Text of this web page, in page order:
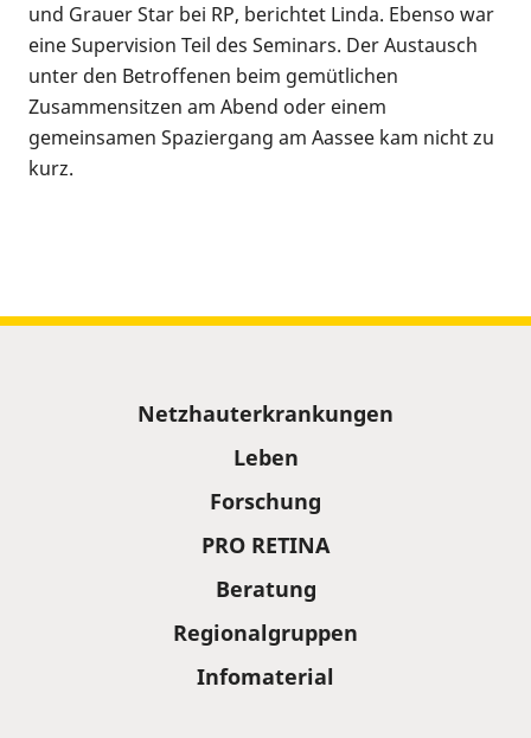
und Grauer Star bei RP, berichtet Linda. Ebenso war
eine Supervision Teil des Seminars. Der Austausch
unter den Betroffenen beim gemütlichen
Zusammensitzen am Abend oder einem
gemeinsamen Spaziergang am Aassee kam nicht zu
kurz.
Netzhauterkrankungen
Leben
Forschung
PRO RETINA
Beratung
Regionalgruppen
Infomaterial